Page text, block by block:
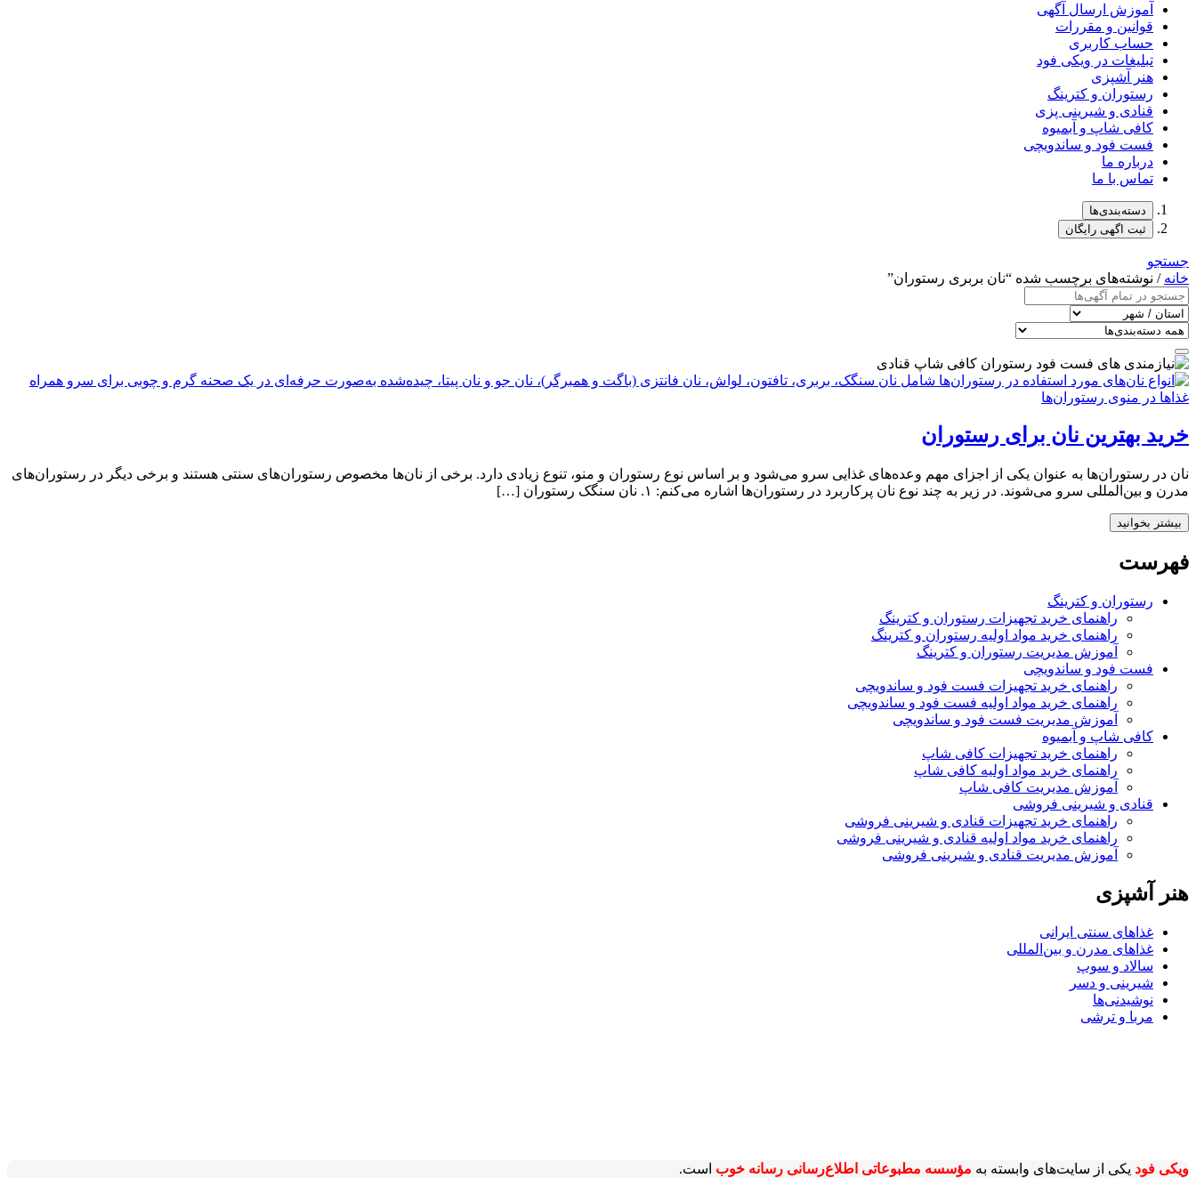
آموزش ارسال آگهی
قوانین و مقررات
حساب کاربری
تبلیغات در ویکی فود
هنر آشپزی
رستوران و کترینگ
قنادی و شیرینی پزی
کافی شاپ و آبمیوه
فست فود و ساندویچی
درباره ما
تماس با ما
دسته‌بندی‌ها
ثبت اگهی رایگان
جستجو
خانه / نوشته‌های برچسب شده “نان بربری رستوران”
خرید بهترین نان برای رستوران‌
نان در رستوران‌ها به عنوان یکی از اجزای مهم وعده‌های غذایی سرو می‌شود و بر اساس نوع رستوران و منو، تنوع زیادی دارد. برخی از نان‌ها مخصوص رستوران‌های سنتی هستند و برخی دیگر در رستوران‌های
مدرن و بین‌المللی سرو می‌شوند. در زیر به چند نوع نان پرکاربرد در رستوران‌ها اشاره می‌کنم: ۱. نان سنگک رستوران […]
بیشتر بخوانید
فهرست
رستوران و کترینگ
راهنمای خرید تجهیزات رستوران و کترینگ
راهنمای خرید مواد اولیه رستوران و کترینگ
آموزش مدیریت رستوران و کترینگ
فست فود و ساندویچی
راهنمای خرید تجهیزات فست فود و ساندویچی
راهنمای خرید مواد اولیه فست فود و ساندویچی
آموزش مدیریت فست فود و ساندویچی
کافی شاپ و آبمیوه
راهنمای خرید تجهیزات کافی شاپ
راهنمای خرید مواد اولیه کافی‌ شاپ‌
آموزش مدیریت کافی شاپ
قنادی و شیرینی فروشی
راهنمای خرید تجهیزات قنادی و شیرینی فروشی
راهنمای خرید مواد اولیه قنادی و شیرینی فروشی
آموزش مدیریت قنادی و شیرینی فروشی
هنر آشپزی
غذاهای سنتی ایرانی
غذاهای مدرن و بین‌المللی
سالاد و سوپ
شیرینی و دسر
نوشیدنی‌ها
مربا و ترشی
ویکی‌ فود یکی از سایت‌های وابسته به مؤسسه مطبوعاتی اطلاع‌رسانی رسانه خوب است.